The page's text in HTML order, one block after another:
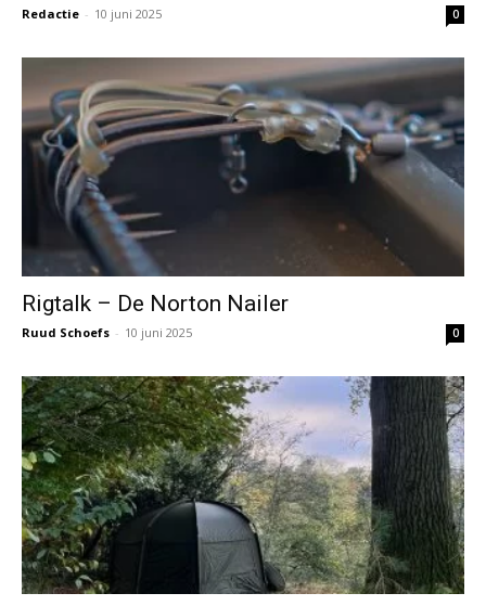
Redactie - 10 juni 2025 0
Rigtalk – De Norton Nailer
Ruud Schoefs - 10 juni 2025 0